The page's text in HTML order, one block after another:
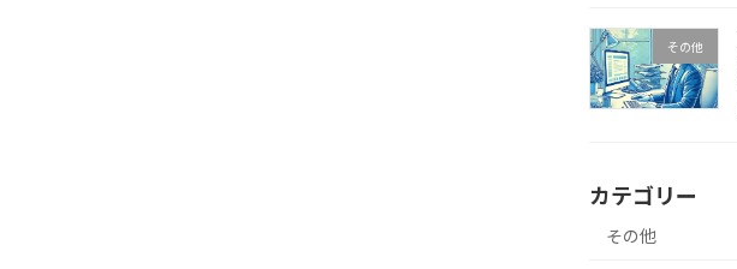
その他
カテゴリー
その他